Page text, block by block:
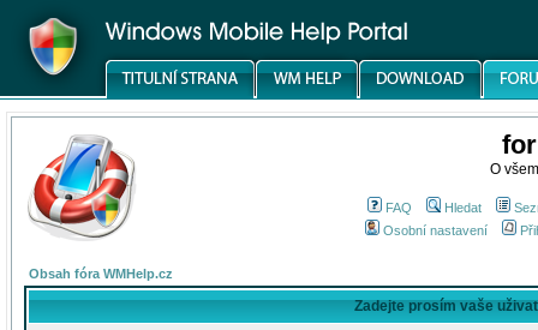
O
FAQ Hledat
Osobní nastavení
Obsah fóra WMHelp.cz
Zadejte prosím vaše